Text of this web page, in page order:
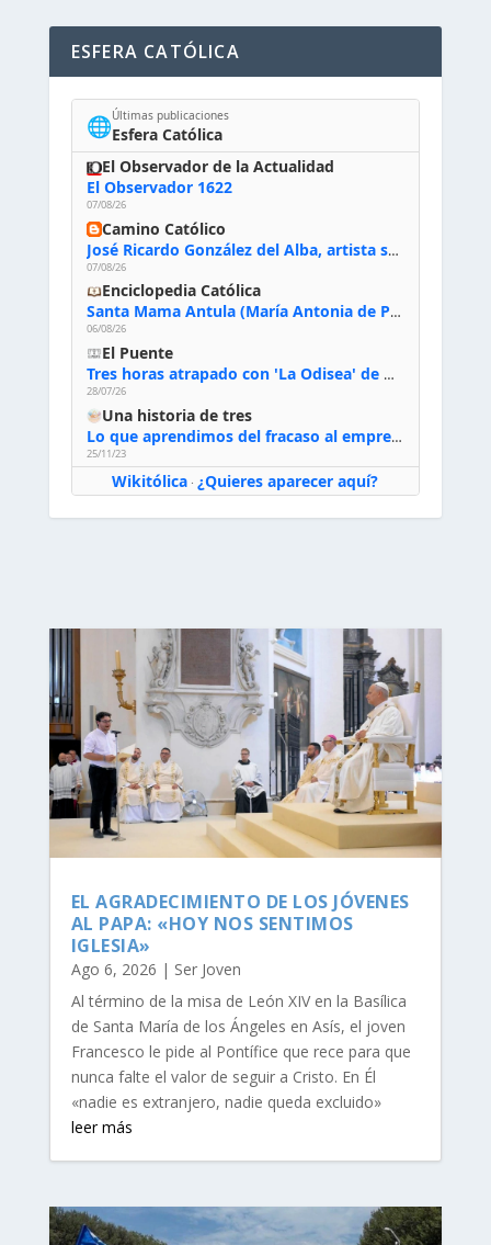
ESFERA CATÓLICA
🌐Últimas publicaciones
Esfera Católica
El Observador de la Actualidad
El Observador 1622
07/08/26
Camino Católico
José Ricardo González del Alba, artista sacro: «Yo oro, hablo con Dios, le pido al Espíritu Santo su inspiración y siempre pinto rezando el rosario para que sea Él quien actúe a través de mis manos»
07/08/26
Enciclopedia Católica
Santa Mama Antula (María Antonia de Paz y Figueroa)
06/08/26
El Puente
Tres horas atrapado con 'La Odisea' de Nolan
28/07/26
Una historia de tres
Lo que aprendimos del fracaso al emprender
25/11/23
Wikitólica · ¿Quieres aparecer aquí?
EL AGRADECIMIENTO DE LOS JÓVENES
AL PAPA: «HOY NOS SENTIMOS
IGLESIA»
Ago 6, 2026 | Ser Joven
Al término de la misa de León XIV en la Basílica
de Santa María de los Ángeles en Asís, el joven
Francesco le pide al Pontífice que rece para que
nunca falte el valor de seguir a Cristo. En Él
«nadie es extranjero, nadie queda excluido»
leer más